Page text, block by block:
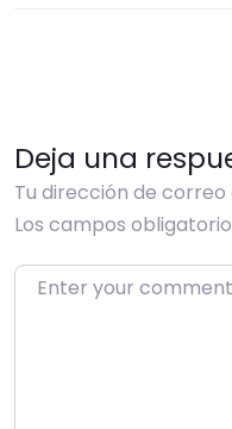
Deja una
Tu dirección de
Los campos
Enter your comment